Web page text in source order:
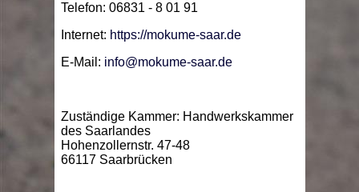
Telefon: 06831 - 8 01 91
Internet: https://mokume-saar.de
E-Mail: info@mokume-saar.de
Zuständige Kammer: Handwerkskammer
des Saarlandes
Hohenzollernstr. 47-48
66117 Saarbrücken